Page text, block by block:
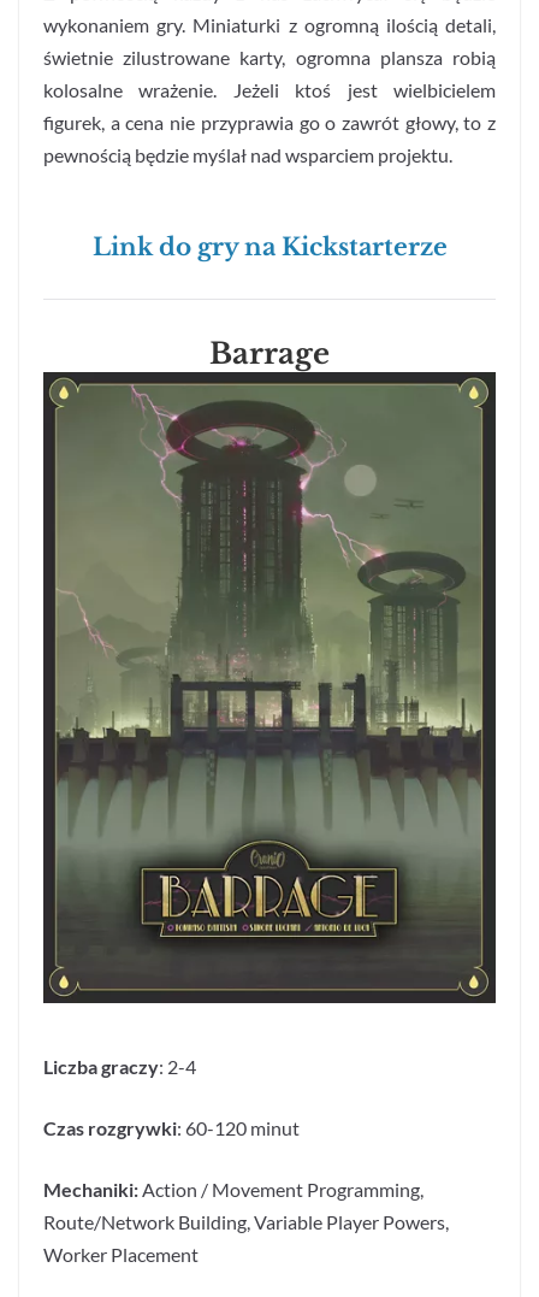
wykonaniem gry. Miniaturki z ogromną ilością detali,
świetnie zilustrowane karty, ogromna plansza robią
kolosalne wrażenie. Jeżeli ktoś jest wielbicielem
figurek, a cena nie przyprawia go o zawrót głowy, to z
pewnością będzie myślał nad wsparciem projektu.
Link do gry na Kickstarterze
Barrage
Liczba graczy: 2-4
Czas rozgrywki: 60-120 minut
Mechaniki:Action / Movement Programming,
Route/Network Building, Variable Player Powers,
Worker Placement